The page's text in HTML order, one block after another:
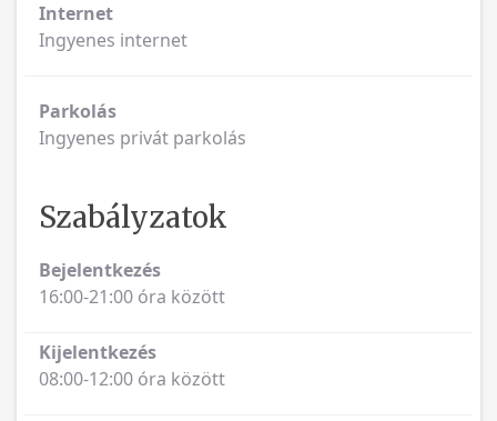
Internet
Ingyenes internet
Parkolás
Ingyenes privát parkolás
Szabályzatok
Bejelentkezés
16:00-21:00 óra között
Kijelentkezés
08:00-12:00 óra között